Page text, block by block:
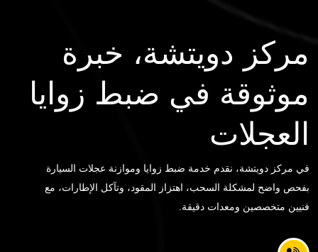
مركز دويتشة، خبرة
موثوقة في ضبط زوايا
العجلات
في مركز دويتشة، نقدم خدمة ضبط زوايا وموازنة عجلات السيارة
بفحص واضح لمشكلة السحب، اهتزاز المقود، وتآكل الإطارات، مع
فنيين متخصصين ومعدات دقيقة.